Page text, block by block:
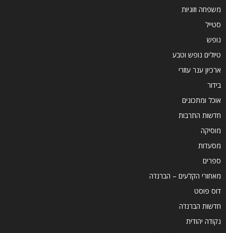
משפחה וזוגיות
סטייל
נופש
טיולים נופש וטבע
ארכיון ענר עוזרי
בידור
אוכל ומתכונים
חדשות התרבות
מוסיקה
מסעדות
ספרים
מאחורי הקלעים – הברנז'ה
דוס פוסט
חדשות הברנז'ה
נקודה יהודית